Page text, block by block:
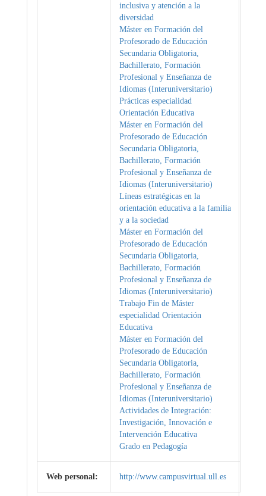
inclusiva y atención a la
diversidad
Máster en Formación del
Profesorado de Educación
Secundaria Obligatoria,
Bachillerato, Formación
Profesional y Enseñanza de
Idiomas (Interuniversitario)
Prácticas especialidad
Orientación Educativa
Máster en Formación del
Profesorado de Educación
Secundaria Obligatoria,
Bachillerato, Formación
Profesional y Enseñanza de
Idiomas (Interuniversitario)
Líneas estratégicas en la
orientación educativa a la familia
y a la sociedad
Máster en Formación del
Profesorado de Educación
Secundaria Obligatoria,
Bachillerato, Formación
Profesional y Enseñanza de
Idiomas (Interuniversitario)
Trabajo Fin de Máster
especialidad Orientación
Educativa
Máster en Formación del
Profesorado de Educación
Secundaria Obligatoria,
Bachillerato, Formación
Profesional y Enseñanza de
Idiomas (Interuniversitario)
Actividades de Integración:
Investigación, Innovación e
Intervención Educativa
Grado en Pedagogía
Web personal: http://www.campusvirtual.ull.es